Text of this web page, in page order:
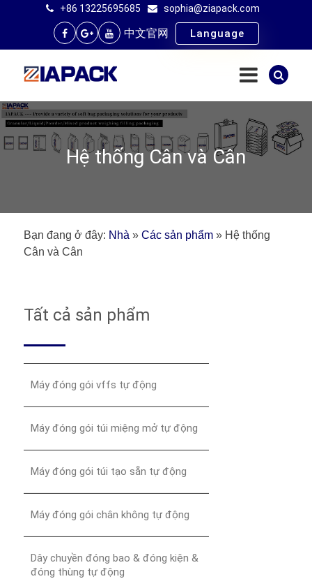
+86 13225695685 sophia@ziapack.com
中文官网 Language
Hệ thống Cân và Cân
Bạn đang ở đây: Nhà » Các sản phẩm » Hệ thống
Cân và Cân
Tất cả sản phẩm
Máy đóng gói vffs tự động
Máy đóng gói túi miệng mở tự động
Máy đóng gói túi tạo sẵn tự động
Máy đóng gói chân không tự động
Dây chuyền đóng bao & đóng kiện &
đóng thùng tự động